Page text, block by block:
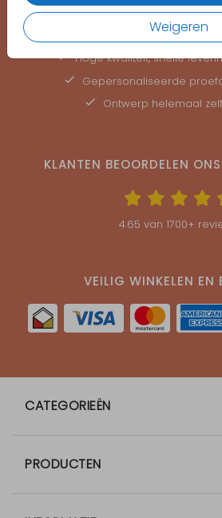
Weigeren
EEN KAARTJE VOOR
Hoge kwaliteit, snelle
Gepersonaliseerde
Ontwerp helemaal
KLANTEN BEOORDELEN
4.65 van 1700+
VEILIG WINKELEN EN
CATEGORIEËN
PRODUCTEN